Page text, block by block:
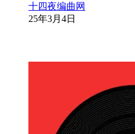
十四夜编曲网
25年3月4日